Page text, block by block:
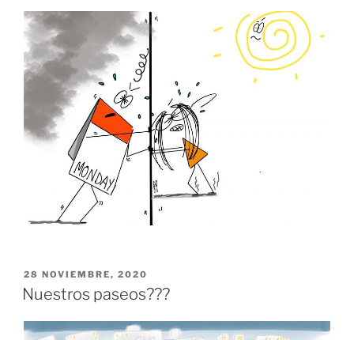
PUBLICADO
EL
28 NOVIEMBRE, 2020
Nuestros paseos???